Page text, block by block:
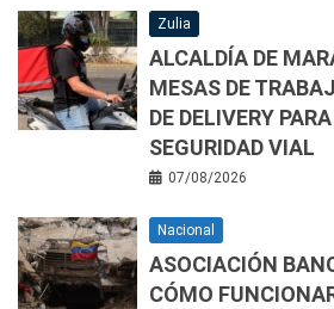
Zulia
ALCALDÍA DE
MESAS DE
DE DELIVERY
SEGURIDAD VIAL
07/08/2026
Nacional
ASOCIACIÓN
CÓMO